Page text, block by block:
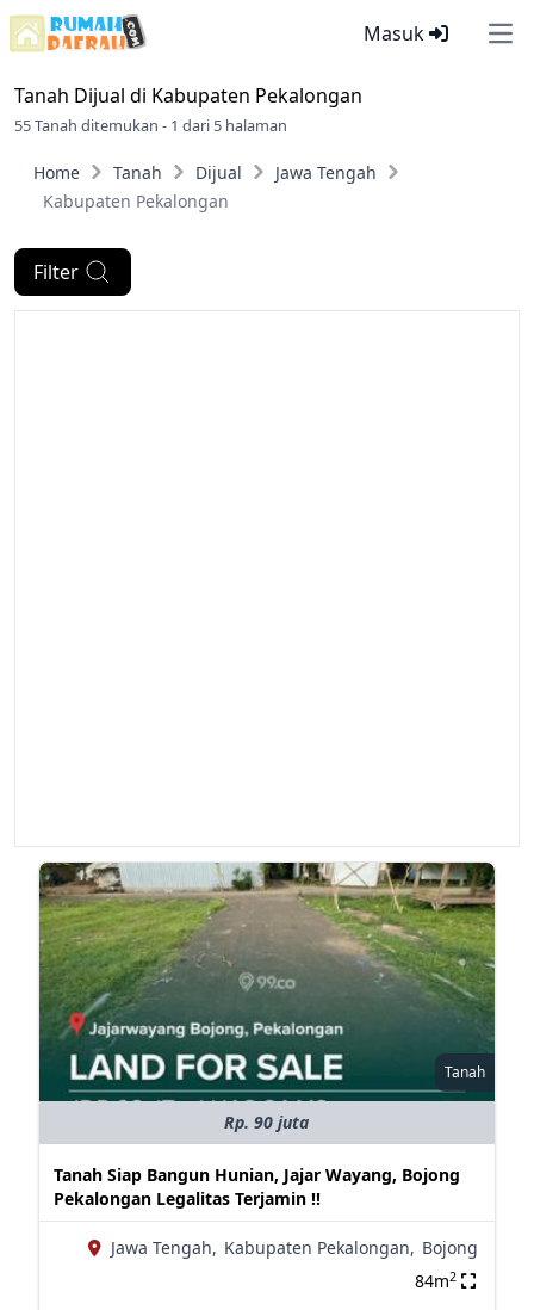
Masuk
Tanah Dijual di Kabupaten Pekalongan
55 Tanah ditemukan - 1 dari 5 halaman
Home Tanah Dijual
Jawa Tengah
Kabupaten Pekalongan
Filter
Tanah
Rp. 90 juta
Tanah Siap Bangun Hunian, Jajar Wayang, Bojong
Pekalongan Legalitas Terjamin !!
Jawa Tengah, Kabupaten Pekalongan, Bojong
84m2